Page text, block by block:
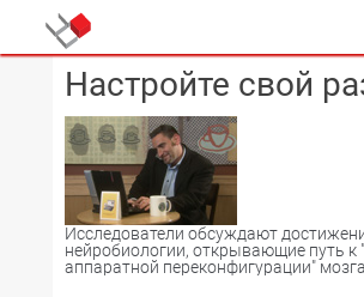
Настройте свой
Исследователи обсуждают
нейробиологии, открывающие путь к
аппаратной переконфигурации" мозга